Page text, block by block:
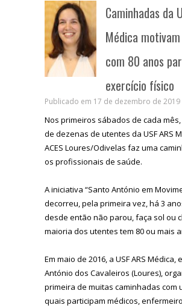
Caminhadas da
Médica
com 80 anos
exercício físico
Publicado em 17 de dezembro de 2019
Nos primeiros sábados de cada
de dezenas de utentes da USF ARS
ACES Loures/Odivelas faz uma
os profissionais de saúde.
A iniciativa “Santo António em
decorreu, pela primeira vez, há 3
desde então não parou, faça sol ou
maioria dos utentes tem 80 ou mais
Em maio de 2016, a USF ARS Médica,
António dos Cavaleiros (Loures),
primeira de muitas caminhadas com
quais participam médicos,